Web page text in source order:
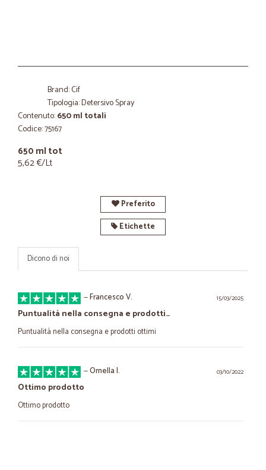
Brand: Cif
Tipologia: Detersivo Spray
Contenuto:650 ml totali
Codice: 75167
650 ml tot
5,62 €/Lt
Preferito
Etichette
Dicono di noi
15/03/2025
—Francesco V.
Puntualità nella consegna e prodotti…
Puntualità nella consegna e prodotti ottimi
03/10/2022
—Ornella I.
Ottimo prodotto
Ottimo prodotto